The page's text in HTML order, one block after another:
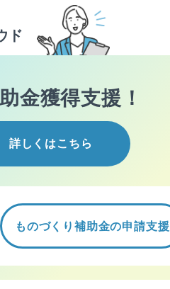
ド
金獲得支援！
詳しくはこちら
ものづくり補助金の申請支援